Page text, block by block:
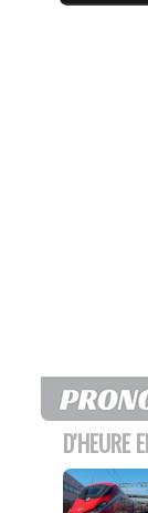
D'HEURE